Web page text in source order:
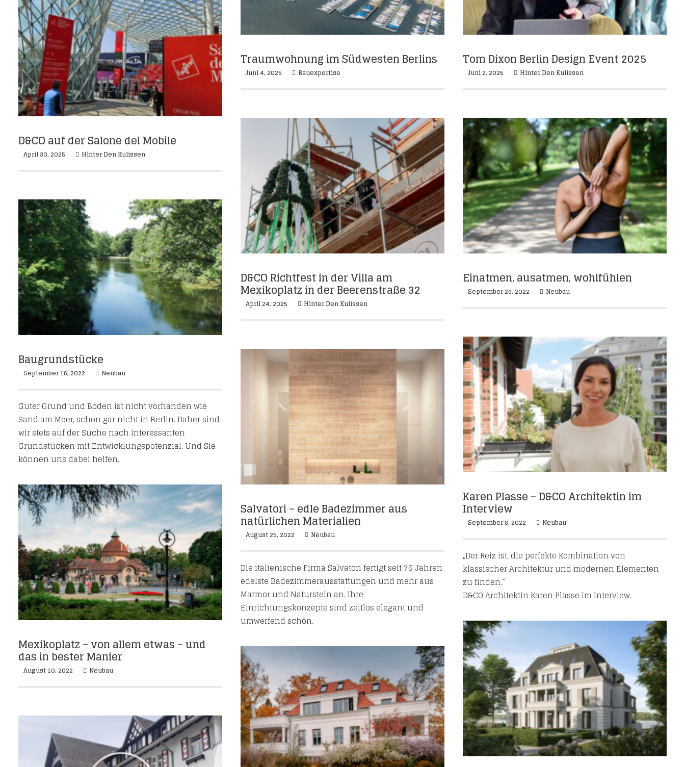
Traumwohnung im Südwesten Berlins
Juni 4, 2025 Bauexpertise
Tom Dixon Berlin Design Event 2025
Juni 2, 2025 Hinter Den Kulissen
D&CO auf der Salone del Mobile
April 30, 2025 Hinter Den Kulissen
D&CO Richtfest in der Villa am
Mexikoplatz in der Beerenstraße 32
April 24, 2025 Hinter Den Kulissen
Einatmen, ausatmen, wohlfühlen
September 29, 2022 Neubau
Baugrundstücke
September 16, 2022 Neubau
Guter Grund und Boden ist nicht vorhanden wie
Sand am Meer, schon gar nicht in Berlin. Daher sind
wir stets auf der Suche nach interessanten
Grundstücken mit Entwicklungspotenzial. Und Sie
können uns dabei helfen.
Karen Plasse – D&CO Architektin im
Interview
September 8, 2022 Neubau
„Der Reiz ist, die perfekte Kombination von
klassischer Architektur und modernen Elementen
zu finden.“
D&CO Architektin Karen Plasse im Interview.
Salvatori – edle Badezimmer aus
natürlichen Materialien
August 25, 2022 Neubau
Die italienische Firma Salvatori fertigt seit 76 Jahren
edelste Badezimmerausstattungen und mehr aus
Marmor und Naturstein an. Ihre
Einrichtungskonzepte sind zeitlos elegant und
umwerfend schön.
Mexikoplatz – von allem etwas – und
das in bester Manier
August 10, 2022 Neubau